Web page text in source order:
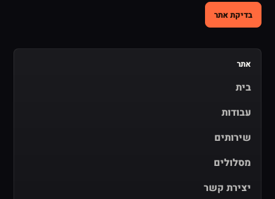
בדיקת אתר
אתר
בית
עבודות
שירותים
מסלולים
יצירת קשר